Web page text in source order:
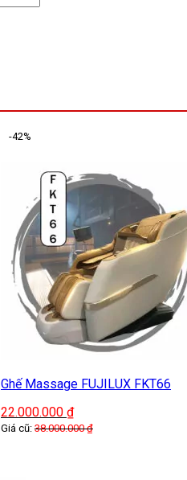
-42%
Ghế Massage FUJILUX FKT66
22.000.000 ₫
Giá cũ: 38.000.000₫